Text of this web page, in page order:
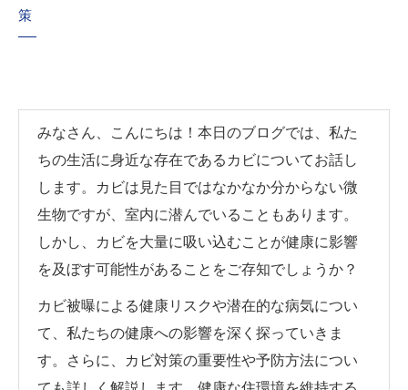
策
みなさん、こんにちは！本日のブログでは、私た
ちの生活に身近な存在であるカビについてお話し
します。カビは見た目ではなかなか分からない微
生物ですが、室内に潜んでいることもあります。
しかし、カビを大量に吸い込むことが健康に影響
を及ぼす可能性があることをご存知でしょうか？
カビ被曝による健康リスクや潜在的な病気につい
て、私たちの健康への影響を深く探っていきま
す。さらに、カビ対策の重要性や予防方法につい